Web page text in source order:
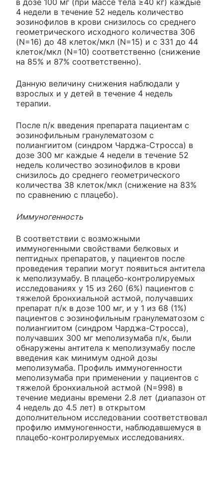
в дозе 100 мг (при массе тела ≥40 кг) каждые
4 недели в течение 52 недель количество
эозинофилов в крови снизилось со среднего
геометрического исходного количества 306
(N=16) до 48 клеток/мкл (N=15) и с 331 до 44
клеток/мкл (N=10) соответственно (снижение
на 85% и 87% соответственно).
Данную величину снижения наблюдали у
взрослых и у детей в течение 4 недель
терапии.
После п/к введения препарата пациентам с
эозинофильным гранулематозом с
полиангиитом (синдром Чарджа-Стросса) в
дозе 300 мг каждые 4 недели в течение 52
недель количество эозинофилов в крови
снизилось до среднего геометрического
количества 38 клеток/мкл (снижение на 83%
по сравнению с плацебо).
Иммуногенность
В соответствии с возможными
иммуногенными свойствами белковых и
пептидных препаратов, у пациентов после
проведения терапии могут появиться антитела
к меполизумабу. В плацебо-контролируемых
исследованиях у 15 из 260 (6%) пациентов с
тяжелой бронхиальной астмой, получавших
препарат п/к в дозе 100 мг, и у 1 из 68 (1%)
пациентов с эозинофильным гранулематозом с
полиангиитом (синдром Чарджа-Стросса),
получавших 300 мг меполизумаба п/к, были
обнаружены антитела к меполизумабу после
введения как минимум одной дозы
меполизумаба. Профиль иммуногенности
меполизумаба при применении у пациентов с
тяжелой бронхиальной астмой (N=998) в
течение медианы времени 2.8 лет (диапазон от
4 недель до 4.5 лет) в открытом
дополнительном исследовании соответствовал
профилю иммуногенности, наблюдавшемуся в
плацебо-контролируемых исследованиях.